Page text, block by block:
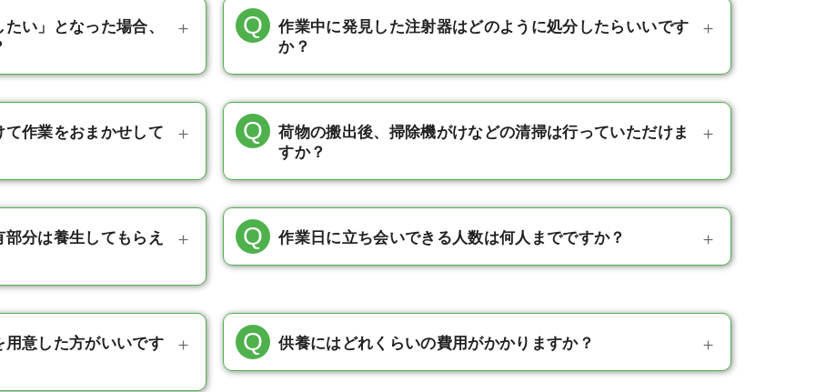
い」となった場合、
作業中に発見した注射器はどのように処分したらいいです
か？
作業をおまかせして
荷物の搬出後、掃除機がけなどの清掃は行っていただけま
すか？
分は養生してもらえ
作業日に立ち会いできる人数は何人までですか？
意した方がいいです
供養にはどれくらいの費用がかかりますか？